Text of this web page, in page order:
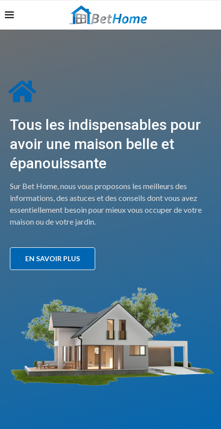
Tous les indispensables pour
avoir une maison belle et
épanouissante
Sur Bet Home, nous vous proposons les meilleurs des
informations, des astuces et des conseils dont vous avez
essentiellement besoin pour mieux vous occuper de votre
maison ou de votre jardin.
EN SAVOIR PLUS